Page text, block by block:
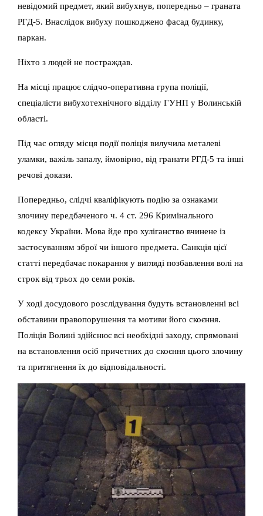
невідомий предмет, який вибухнув, попередньо – граната
РГД-5. Внаслідок вибуху пошкоджено фасад будинку,
паркан.
Ніхто з людей не постраждав.
На місці працює слідчо-оперативна група поліції,
спеціалісти вибухотехнічного відділу ГУНП у Волинській
області.
Під час огляду місця події поліція вилучила металеві
уламки, важіль запалу, ймовірно, від гранати РГД-5 та інші
речові докази.
Попередньо, слідчі кваліфікують подію за ознаками
злочину передбаченого ч. 4 ст. 296 Кримінального
кодексу України. Мова йде про хуліганство вчинене із
застосуванням зброї чи іншого предмета. Санкція цієї
статті передбачає покарання у вигляді позбавлення волі на
строк від трьох до семи років.
У ході досудового розслідування будуть встановленні всі
обставини правопорушення та мотиви його скоєння.
Поліція Волині здійснює всі необхідні заходу, спрямовані
на встановлення осіб причетних до скоєння цього злочину
та притягнення їх до відповідальності.